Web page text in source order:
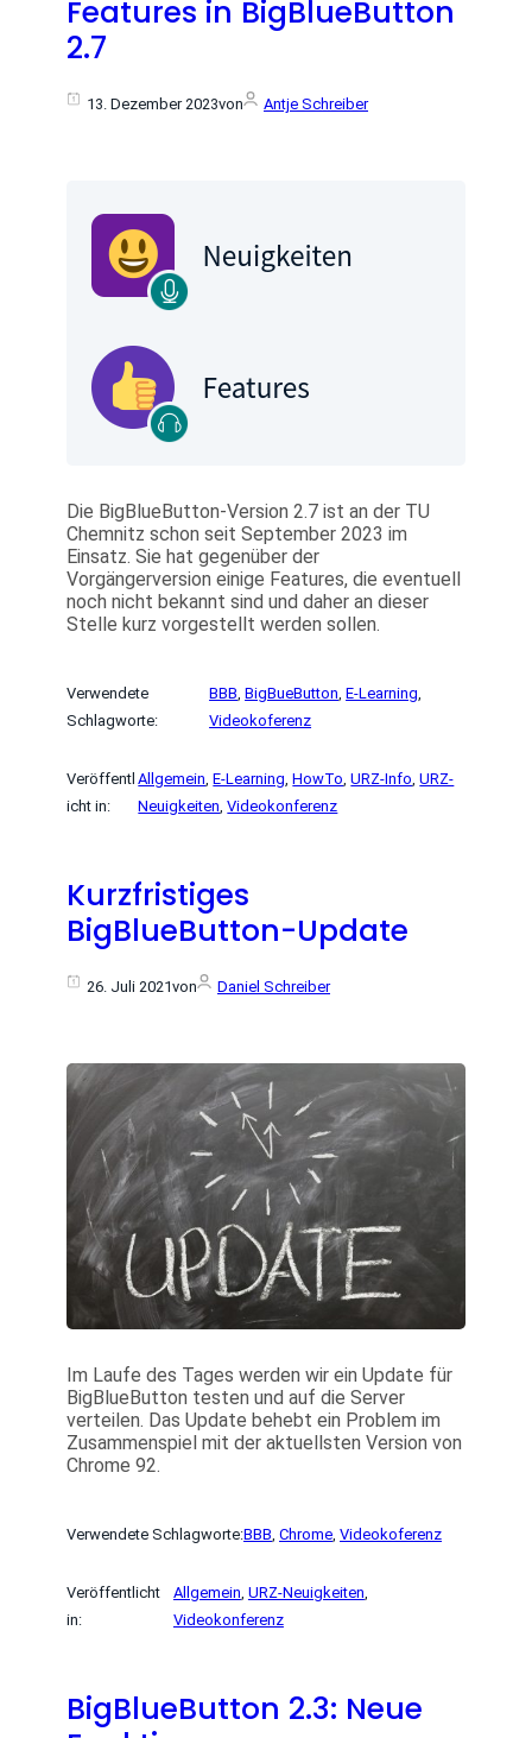
Features in BigBlueButton
2.7
13. Dezember 2023von Antje Schreiber
Die BigBlueButton-Version 2.7 ist an der TU
Chemnitz schon seit September 2023 im
Einsatz. Sie hat gegenüber der
Vorgängerversion einige Features, die eventuell
noch nicht bekannt sind und daher an dieser
Stelle kurz vorgestellt werden sollen.
Verwendete
Schlagworte:
BBB, BigBueButton, E-Learning
Videokoferenz
Veröffentl
icht in:
Allgemein, E-Learning, HowTo, URZ-Info, URZ-
Neuigkeiten, Videokonferenz
Kurzfristiges
BigBlueButton-Update
26. Juli 2021von Daniel Schreiber
Im Laufe des Tages werden wir ein Update für
BigBlueButton testen und auf die Server
verteilen. Das Update behebt ein Problem im
Zusammenspiel mit der aktuellsten Version von
Chrome 92.
Verwendete Schlagworte:BBB, Chrome, Videokoferenz
Veröffentlicht
in:
Allgemein, URZ-Neuigkeiten
Videokonferenz
BigBlueButton 2.3: Neue